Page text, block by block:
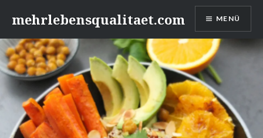
Inhalt
springen
mehrlebensqualitaet.com MENÜ